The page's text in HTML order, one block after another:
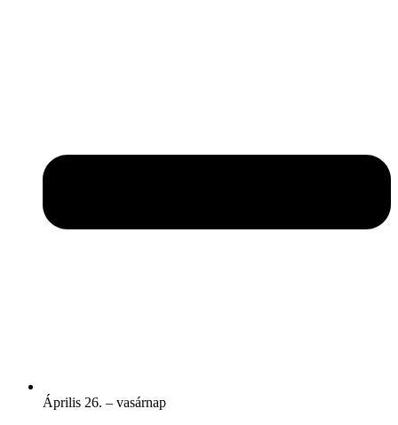
Április 26. – vasárnap